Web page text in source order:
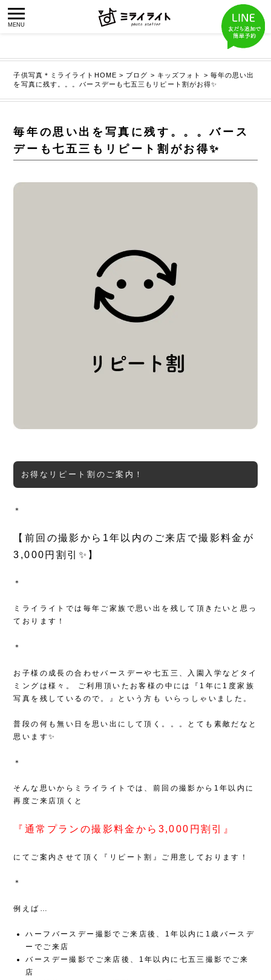
子供写真＊ミライライトHOME > ブログ > キッズフォト > 毎年の思い出
を写真に残す。。。バースデーも七五三もリピート割がお得✨
毎年の思い出を写真に残す。。。バース
デーも七五三もリピート割がお得✨
お得なリピート割のご案内！
＊
【前回の撮影から1年以内のご来店で撮影料金が
3,000円割引✨】
＊
ミライライトでは毎年ご家族で思い出を残して頂きたいと思っ
ております！
＊
お子様の成長の合わせバースデーや七五三、入園入学などタイ
ミングは様々。
ご利用頂いたお客様の中には『1年に1度家族
写真を残しているので。』という方も
いらっしゃいました。
普段の何も無い日を思い出にして頂く。。。とても素敵だなと
思います✨
＊
そんな思いからミライライトでは、前回の撮影から1年以内に
再度ご来店頂くと
『通常プランの撮影料金から3,000円割引』
にてご案内させて頂く『リピート割』ご用意しております！
＊
例えば…
ハーフバースデー撮影でご来店後、1年以内に1歳バースデ
ーでご来店
バースデー撮影でご来店後、1年以内に七五三撮影でご来
店